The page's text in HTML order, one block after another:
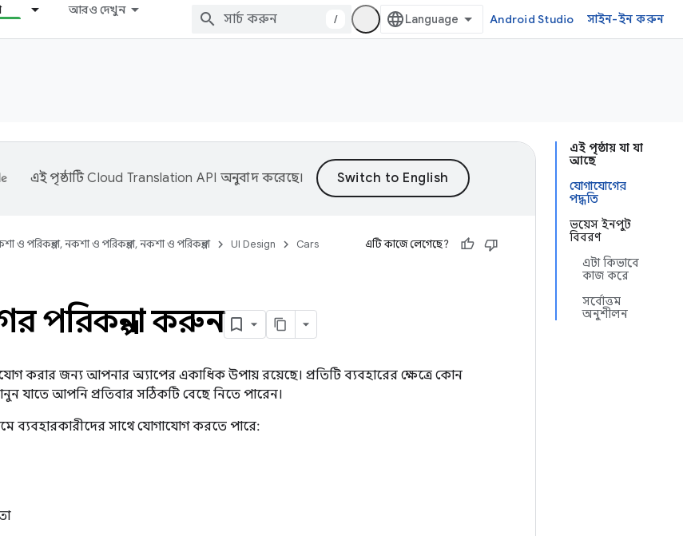
আরও দেখুন
/ Android Studio সাইন-ইন করুন
এই পৃষ্ঠায় যা যা
আছে
যোগাযোগের
পদ্ধতি
ভয়েস ইনপুট
বিবরণ
এটা কিভাবে
কাজ করে
সর্বোত্তম
অনুশীলন
এই পৃষ্ঠাটিCloud Translation API অনুবাদ করেছে।
ও পরিকল্পনা, নকশা ও পরিকল্পনা, নকশা ও পরিকল্পনা UI Design
Cars
এটি কাজে লেগেছে?
পরিকল্পনা করুন
করার জন্য আপনার অ্যাপের একাধিক উপায় রয়েছে। প্রতিটি ব্যবহারের ক্ষেত্রে কোন
যাতে আপনি প্রতিবার সঠিকটি বেছে নিতে পারেন।
ব্যবহারকারীদের সাথে যোগাযোগ করতে পারে: